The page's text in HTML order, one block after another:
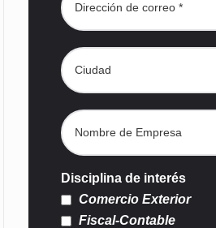
Disciplina de interés
Comercio Exterior
Fiscal-Contable